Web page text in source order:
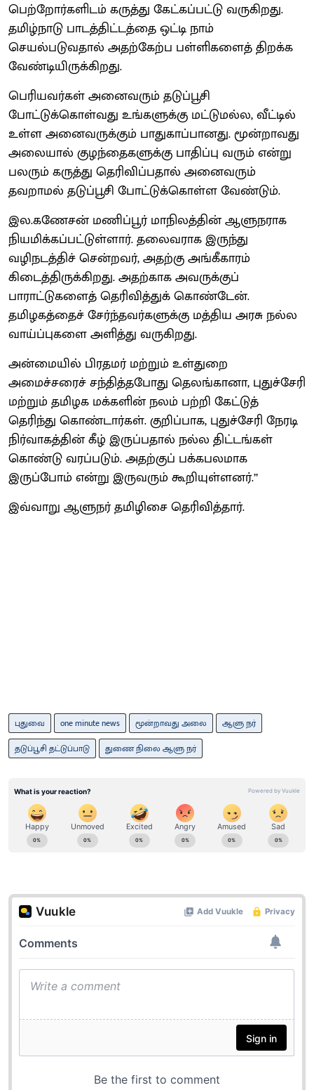
பெற்றோர்களிடம் கருத்து கேட்கப்பட்டு வருகிறது.
தமிழ்நாடு பாடத்திட்டத்தை ஒட்டி நாம்
செயல்படுவதால் அதற்கேற்ப பள்ளிகளைத் திறக்க
வேண்டியிருக்கிறது.
பெரியவர்கள் அனைவரும் தடுப்பூசி
போட்டுக்கொள்வது உங்களுக்கு மட்டுமல்ல, வீட்டில்
உள்ள அனைவருக்கும் பாதுகாப்பானது. மூன்றாவது
அலையால் குழந்தைகளுக்கு பாதிப்பு வரும் என்று
பலரும் கருத்து தெரிவிப்பதால் அனைவரும்
தவறாமல் தடுப்பூசி போட்டுக்கொள்ள வேண்டும்.
இல.கணேசன் மணிப்பூர் மாநிலத்தின் ஆளுநராக
நியமிக்கப்பட்டுள்ளார். தலைவராக இருந்து
வழிநடத்திச் சென்றவர், அதற்கு அங்கீகாரம்
கிடைத்திருக்கிறது. அதற்காக அவருக்குப்
பாராட்டுகளைத் தெரிவித்துக் கொண்டேன்.
தமிழகத்தைச் சேர்ந்தவர்களுக்கு மத்திய அரசு நல்ல
வாய்ப்புகளை அளித்து வருகிறது.
அன்மையில் பிரதமர் மற்றும் உள்துறை
அமைச்சரைச் சந்தித்தபோது தெலங்கானா, புதுச்சேரி
மற்றும் தமிழக மக்களின் நலம் பற்றி கேட்டுத்
தெரிந்து கொண்டார்கள். குறிப்பாக, புதுச்சேரி நேரடி
நிர்வாகத்தின் கீழ் இருப்பதால் நல்ல திட்டங்கள்
கொண்டு வரப்படும். அதற்குப் பக்கபலமாக
இருப்போம் என்று இருவரும் கூறியுள்ளனர்.’’
இவ்வாறு ஆளுநர் தமிழிசை தெரிவித்தார்.
புதுவை one minute news மூன்றாவது அலை
ஆளு நர்
தடுப்பூசி தட்டுப்பாடு
துணை நிலை ஆளு நர்